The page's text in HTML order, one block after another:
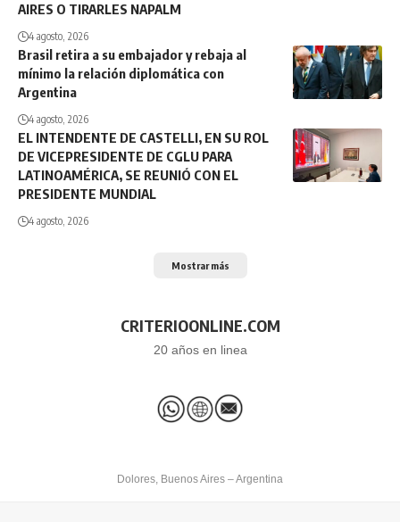
AIRES O TIRARLES NAPALM
4 agosto, 2026
Brasil retira a su embajador y rebaja al
mínimo la relación diplomática con
Argentina
4 agosto, 2026
EL INTENDENTE DE CASTELLI, EN SU ROL
DE VICEPRESIDENTE DE CGLU PARA
LATINOAMÉRICA, SE REUNIÓ CON EL
PRESIDENTE MUNDIAL
4 agosto, 2026
Mostrar más
CRITERIOONLINE.COM
20 años en linea
Dolores, Buenos Aires – Argentina